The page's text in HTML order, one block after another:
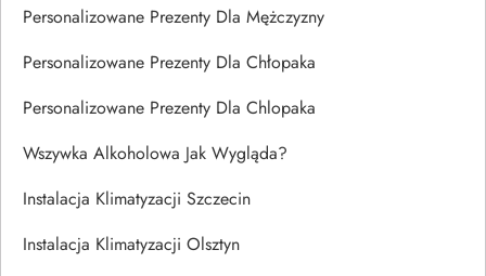
Personalizowane Prezenty Dla Mężczyzny
Personalizowane Prezenty Dla Chłopaka
Personalizowane Prezenty Dla Chlopaka
Wszywka Alkoholowa Jak Wygląda?
Instalacja Klimatyzacji Szczecin
Instalacja Klimatyzacji Olsztyn